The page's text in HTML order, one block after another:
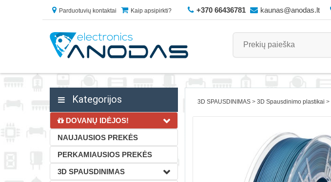
Parduotuvių kontaktai Kaip apsipirkti? +370 66436781 kaunas@anodas.lt
Kategorijos
DOVANŲ IDĖJOS!
NAUJAUSIOS PREKĖS
PERKAMIAUSIOS PREKĖS
3D SPAUSDINIMAS
3D SPAUSDINIMAS 3D Spausdinimo plastikai